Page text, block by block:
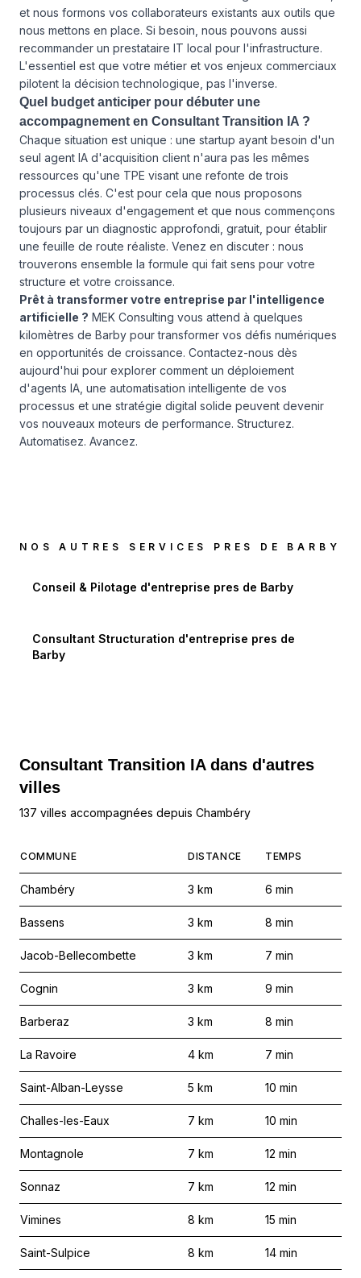
et nous formons vos collaborateurs existants aux outils que
nous mettons en place. Si besoin, nous pouvons aussi
recommander un prestataire IT local pour l'infrastructure.
L'essentiel est que votre métier et vos enjeux commerciaux
pilotent la décision technologique, pas l'inverse.
Quel budget anticiper pour débuter une
accompagnement en Consultant Transition IA ?
Chaque situation est unique : une startup ayant besoin d'un
seul agent IA d'acquisition client n'aura pas les mêmes
ressources qu'une TPE visant une refonte de trois
processus clés. C'est pour cela que nous proposons
plusieurs niveaux d'engagement et que nous commençons
toujours par un diagnostic approfondi, gratuit, pour établir
une feuille de route réaliste. Venez en discuter : nous
trouverons ensemble la formule qui fait sens pour votre
structure et votre croissance.
Prêt à transformer votre entreprise par l'intelligence
artificielle ? MEK Consulting vous attend à quelques
kilomètres de Barby pour transformer vos défis numériques
en opportunités de croissance. Contactez-nous dès
aujourd'hui pour explorer comment un déploiement
d'agents IA, une automatisation intelligente de vos
processus et une stratégie digital solide peuvent devenir
vos nouveaux moteurs de performance. Structurez.
Automatisez. Avancez.
NOS AUTRES SERVICES PRES DE BARBY
Conseil & Pilotage d'entreprise pres de Barby
Consultant Structuration d'entreprise pres de
Barby
Consultant Transition IA dans d'autres
villes
137 villes accompagnées depuis Chambéry
COMMUNE DISTANCE TEMPS
Chambéry 3 km 6 min
Bassens 3 km 8 min
Jacob-Bellecombette 3 km 7 min
Cognin 3 km 9 min
Barberaz 3 km 8 min
La Ravoire 4 km 7 min
Saint-Alban-Leysse 5 km 10 min
Challes-les-Eaux 7 km 10 min
Montagnole 7 km 12 min
Sonnaz 7 km 12 min
Vimines 8 km 15 min
Saint-Sulpice 8 km 14 min